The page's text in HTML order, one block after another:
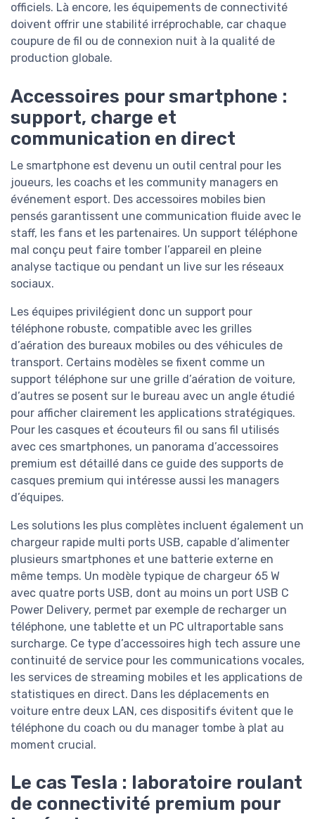
officiels. Là encore, les équipements de connectivité
doivent offrir une stabilité irréprochable, car chaque
coupure de fil ou de connexion nuit à la qualité de
production globale.
Accessoires pour smartphone :
support, charge et
communication en direct
Le smartphone est devenu un outil central pour les
joueurs, les coachs et les community managers en
événement esport. Des accessoires mobiles bien
pensés garantissent une communication fluide avec le
staff, les fans et les partenaires. Un support téléphone
mal conçu peut faire tomber l’appareil en pleine
analyse tactique ou pendant un live sur les réseaux
sociaux.
Les équipes privilégient donc un support pour
téléphone robuste, compatible avec les grilles
d’aération des bureaux mobiles ou des véhicules de
transport. Certains modèles se fixent comme un
support téléphone sur une grille d’aération de voiture,
d’autres se posent sur le bureau avec un angle étudié
pour afficher clairement les applications stratégiques.
Pour les casques et écouteurs fil ou sans fil utilisés
avec ces smartphones, un panorama d’accessoires
premium est détaillé dans ce guide des supports de
casques premium qui intéresse aussi les managers
d’équipes.
Les solutions les plus complètes incluent également un
chargeur rapide multi ports USB, capable d’alimenter
plusieurs smartphones et une batterie externe en
même temps. Un modèle typique de chargeur 65 W
avec quatre ports USB, dont au moins un port USB C
Power Delivery, permet par exemple de recharger un
téléphone, une tablette et un PC ultraportable sans
surcharge. Ce type d’accessoires high tech assure une
continuité de service pour les communications vocales,
les services de streaming mobiles et les applications de
statistiques en direct. Dans les déplacements en
voiture entre deux LAN, ces dispositifs évitent que le
téléphone du coach ou du manager tombe à plat au
moment crucial.
Le cas Tesla : laboratoire roulant
de connectivité premium pour